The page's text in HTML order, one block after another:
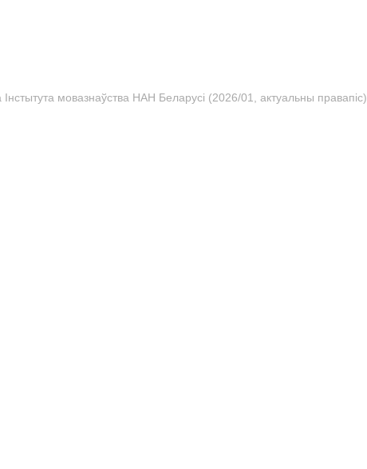
мовазнаўства НАН Беларусі (2026/01, актуальны правапіс)